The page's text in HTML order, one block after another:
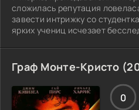
сложилась репутация
завести интрижку со
ярких учениц исчезает
пропажи он встречает Анну,
узнать правду о своей
оборачивается откровением:
скрываются не только личные
которые могут изменить всё.
Граф Монте-Кристо (
0